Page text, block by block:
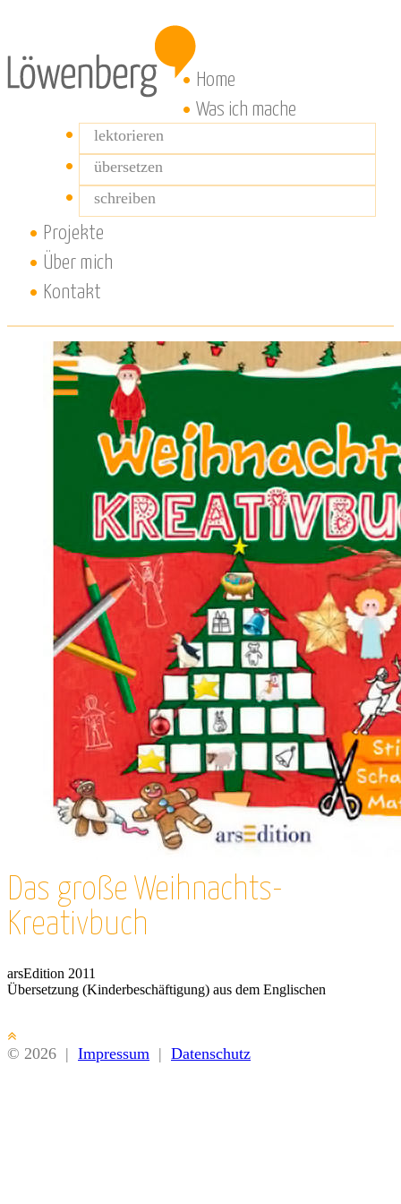
Home
Was ich mache
lektorieren
übersetzen
schreiben
Projekte
Über mich
Kontakt
Das große Weihnachts-
Kreativbuch
arsEdition 2011
Übersetzung (Kinderbeschäftigung) aus dem Englischen
© 2026 | Impressum | Datenschutz